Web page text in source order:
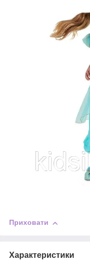
Приховати
Характеристики